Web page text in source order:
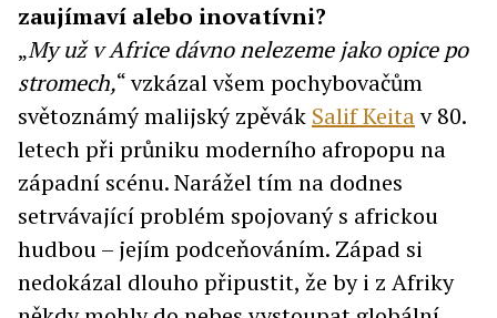
zaujímaví alebo inovatívni?
„My už v Africe dávno nelezeme jako opice po
stromech,“ vzkázal všem pochybovačům
světoznámý malijský zpěvák Salif Keitav 80.
letech při průniku moderního afropopu na
západní scénu. Narážel tím na dodnes
setrvávající problém spojovaný s africkou
hudbou – jejím podceňováním. Západ si
nedokázal dlouho připustit, že by i z Afriky